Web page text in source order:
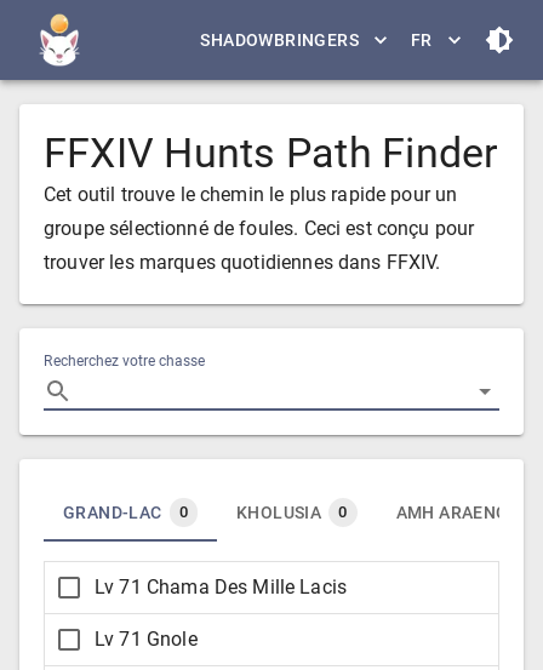
SHADOWBRINGERS FR
FFXIV Hunts Path Finder
Cet outil trouve le chemin le plus rapide pour un
groupe sélectionné de foules. Ceci est conçu pour
trouver les marques quotidiennes dans FFXIV.
Recherchez votre chasse
GRAND-LAC 0 KHOLUSIA 0 AMH ARAENG
Lv 71 Chama Des Mille Lacis
Lv 71 Gnole